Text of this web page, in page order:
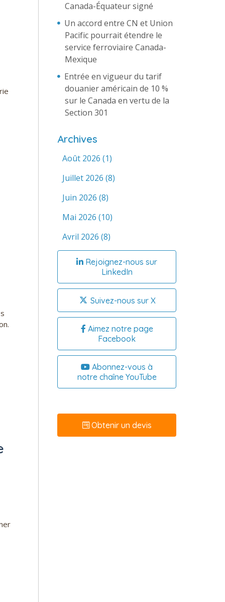
Canada-Équateur signé
Un accord entre CN et Union
Pacific pourrait étendre le
service ferroviaire Canada-
Mexique
Entrée en vigueur du tarif
douanier américain de 10 %
sur le Canada en vertu de la
Section 301
Archives
Août 2026 (1)
Juillet 2026 (8)
Juin 2026 (8)
Mai 2026 (10)
Avril 2026 (8)
Rejoignez-nous sur
LinkedIn
Suivez-nous sur X
Aimez notre page
Facebook
Abonnez-vous à
notre chaîne YouTube
Obtenir un devis